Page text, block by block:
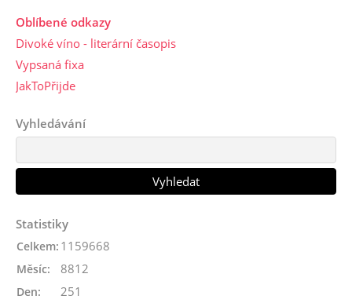
Oblíbené odkazy
Divoké víno - literární časopis
Vypsaná fixa
JakToPřijde
Vyhledávání
Statistiky
Celkem: 1159668
Měsíc: 8812
Den: 251